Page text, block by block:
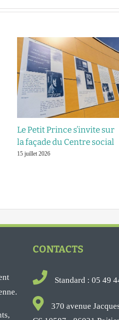
Le Petit Prince s’invite sur
la façade du Centre social
15 juillet 2026
CONTACTS
Standard : 05 49
370 avenue